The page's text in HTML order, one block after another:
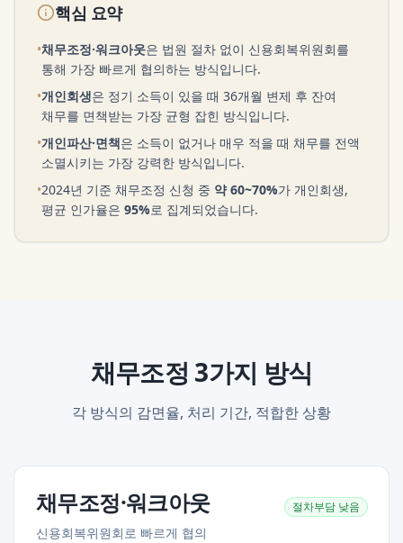
핵심 요약
•채무조정·워크아웃은 법원 절차 없이 신용회복위원회를
통해 가장 빠르게 협의하는 방식입니다.
•개인회생은 정기 소득이 있을 때 36개월 변제 후 잔여
채무를 면책받는 가장 균형 잡힌 방식입니다.
•개인파산·면책은 소득이 없거나 매우 적을 때 채무를 전액
소멸시키는 가장 강력한 방식입니다.
•2024년 기준 채무조정 신청 중 약60~70%가 개인회생,
평균 인가율은 95%로 집계되었습니다.
채무조정 3가지 방식
각 방식의 감면율, 처리 기간, 적합한 상황
채무조정·워크아웃 절차부담 낮음
신용회복위원회로 빠르게 협의